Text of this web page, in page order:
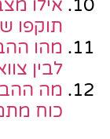
אילו
תוקפו
מהו
לבין
מה
כוח